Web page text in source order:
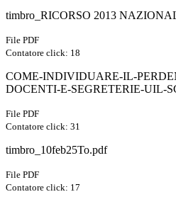
timbro_RICORSO 2013
File PDF
Contatore click: 18
COME-INDIVIDUARE-IL-
DOCENTI-E-SEGRETERIE-UIL-
File PDF
Contatore click: 31
timbro_10feb25To.pdf
File PDF
Contatore click: 17